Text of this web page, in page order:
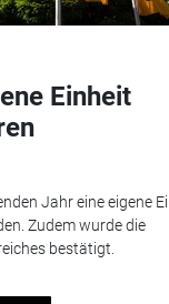
Einheit
Jahr eine eigene
Zudem wurde die
bestätigt.